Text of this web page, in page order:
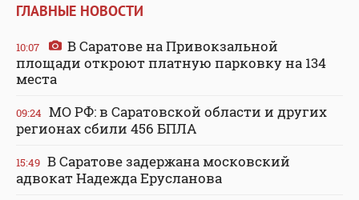
ГЛАВНЫЕ НОВОСТИ
10:07
В Саратове на Привокзальной
площади откроют платную парковку на 134
места
09:24 МО РФ: в Саратовской области и других
регионах сбили 456 БПЛА
15:49 В Саратове задержана московский
адвокат Надежда Ерусланова